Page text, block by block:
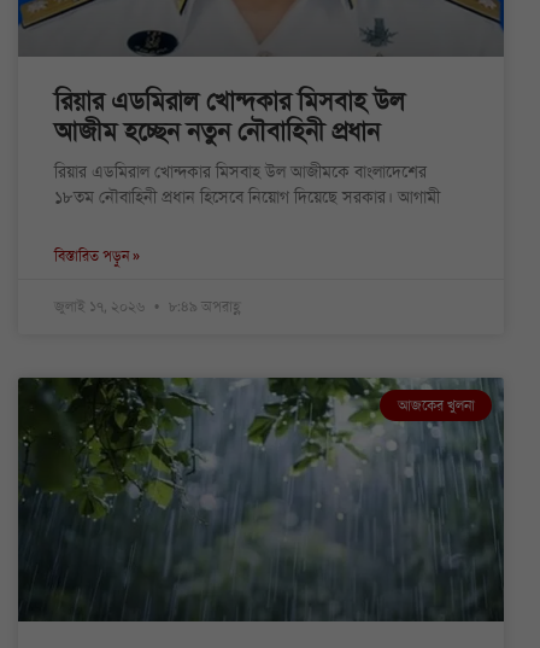
রিয়ার এডমিরাল খোন্দকার মিসবাহ উল
আজীম হচ্ছেন নতুন নৌবাহিনী প্রধান
রিয়ার এডমিরাল খোন্দকার মিসবাহ উল আজীমকে বাংলাদেশের
১৮তম নৌবাহিনী প্রধান হিসেবে নিয়োগ দিয়েছে সরকার। আগামী
বিস্তারিত পড়ুন »
জুলাই ১৭, ২০২৬ ৮:৪৯ অপরাহ্ণ
আজকের খুলনা